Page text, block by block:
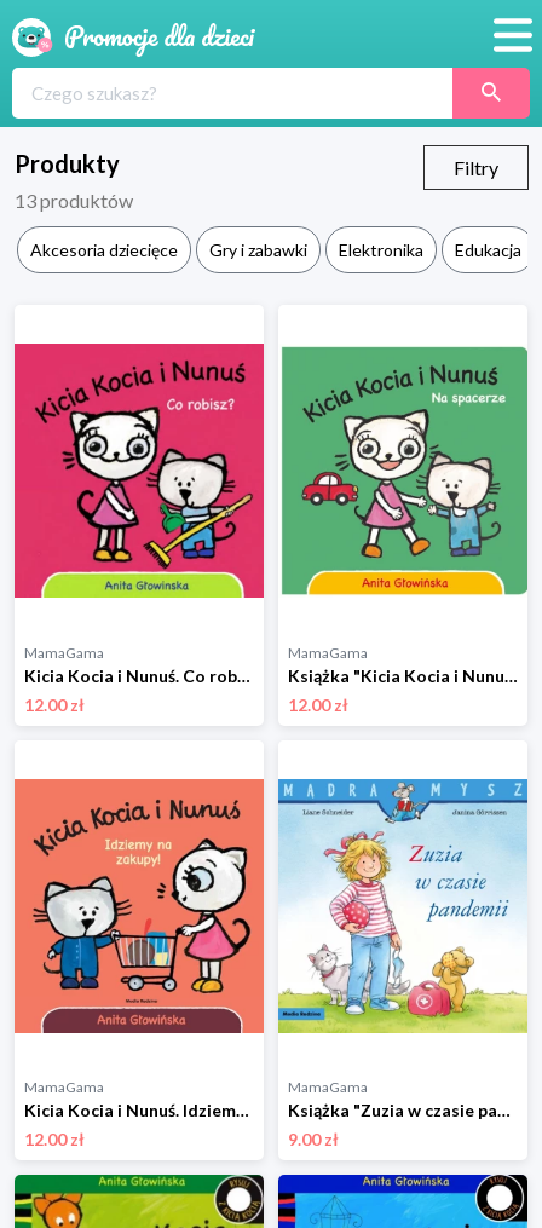
Blog
Produkty
Filtry
13produktów
Akcesoria dziecięce Gry i zabawki Elektronika Edukacja
MamaGama
Kicia Kocia i Nunuś. Co robisz?, Anita Głowińska Wydawnictwo media rodzina
12.00 zł
MamaGama
Książka "Kicia Kocia i Nunuś. Na spacerze" Wydawnictwo media rodzina
12.00 zł
MamaGama
Kicia Kocia i Nunuś. Idziemy na zakupy, Anita Głowińska Wydawnictwo media rodzina
12.00 zł
MamaGama
Książka "Zuzia w czasie pandemii" Wydawnictwo media rodzina
9.00 zł